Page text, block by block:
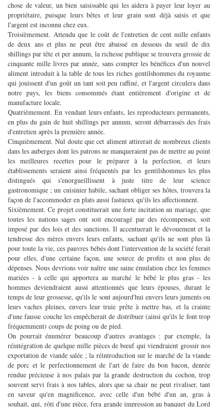
chose de valeur, un bien saisissable qui les aidera à payer leur loyer au
propriétaire, puisque leurs bêtes et leur grain sont déjà saisis et que
l'argent est inconnu chez eux.
Troisièmement. Attendu que le coût de l'entretien de cent mille enfants
de deux ans et plus ne peut être abaissé en dessous du seuil de dix
shillings par tête et per annum, la richesse publique se trouvera grossie de
cinquante mille livres par année, sans compter les bénéfices d'un nouvel
aliment introduit à la table de tous les riches gentilshommes du royaume
qui jouissent d'un goût un tant soit peu raffiné, et l'argent circulera dans
notre pays, les biens consommés étant entièrement d'origine et de
manufacture locale.
Quatrièmement. En vendant leurs enfants, les reproducteurs permanents,
en plus du gain de huit shillings per annum, seront débarrassés des frais
d'entretien après la première année.
Cinquièmement. Nul doute que cet aliment attirerait de nombreux clients
dans les auberges dont les patrons ne manqueraient pas de mettre au point
les meilleures recettes pour le préparer à la perfection, et leurs
établissements seraient ainsi fréquentés par les gentilshommes les plus
distingués qui s'enorgueillissent à juste titre de leur science
gastronomique ; un cuisinier habile, sachant obliger ses hôtes, trouvera la
façon de l'accommoder en plats aussi fastueux qu'ils les affectionnent.
Sixièmement. Ce projet constituerait une forte incitation au mariage, que
toutes les nations sages ont soit encouragé par des récompenses, soit
imposé par des lois et des sanctions. Il accentuerait le dévouement et la
tendresse des mères envers leurs enfants, sachant qu'ils ne sont plus là
pour toute la vie, ces pauvres bébés dont l'intervention de la société ferait
pour elles, d'une certaine façon, une source de profits et non plus de
dépenses. Nous devrions voir naître une saine émulation chez les femmes
mariées - à celle qui apportera au marché le bébé le plus gras - les
hommes deviendraient aussi attentionnés que leurs épouses, durant le
temps de leur grossesse, qu'ils le sont aujourd'hui envers leurs juments ou
leurs vaches pleines, envers leur truie prête à mettre bas, et la crainte
d'une fausse couche les empêcherait de distribuer (ainsi qu'ils le font trop
fréquemment) coups de poing ou de pied.
On pourrait énumérer beaucoup d'autres avantages : par exemple, la
réintégration de quelque mille pièces de bœuf qui viendraient grossir nos
exportation de viande salée ; la réintroduction sur le marché de la viande
de porc et le perfectionnement de l'art de faire du bon bacon, denrée
rendue précieuse à nos palais par la grande destruction du cochon, trop
souvent servi frais à nos tables, alors que sa chair ne peut rivaliser, tant
en saveur qu'en magnificence, avec celle d'un bébé d'un an, gras à
souhait, qui, rôti d'une pièce, fera grande impression au banquet du Lord